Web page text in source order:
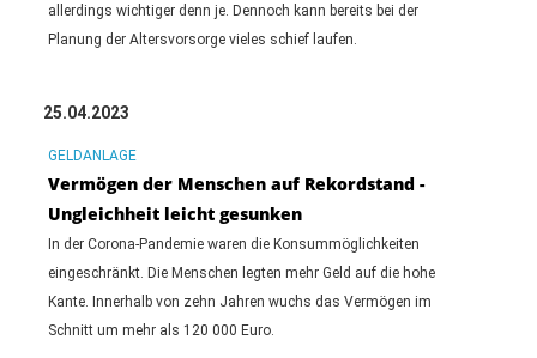
allerdings wichtiger denn je. Dennoch kann bereits bei der
Planung der Altersvorsorge vieles schief laufen.
25.04.2023
GELDANLAGE
Vermögen der Menschen auf Rekordstand -
Ungleichheit leicht gesunken
In der Corona-Pandemie waren die Konsummöglichkeiten
eingeschränkt. Die Menschen legten mehr Geld auf die hohe
Kante. Innerhalb von zehn Jahren wuchs das Vermögen im
Schnitt um mehr als 120 000 Euro.